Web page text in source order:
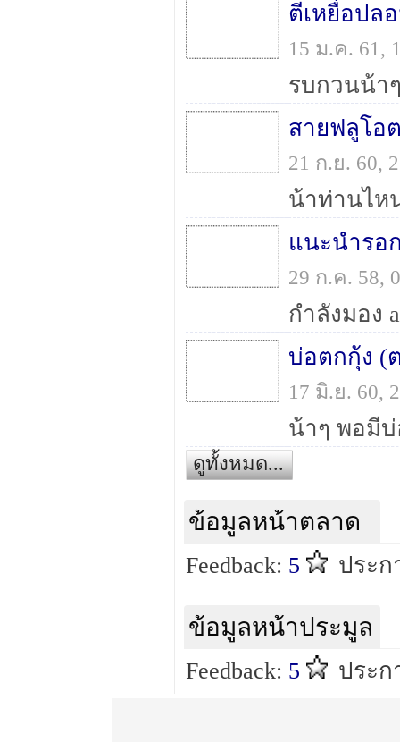
ตีเหยื่อปล
15 ม.ค. 61,
สายฟลูโอ
21 ก.ย. 60,
แนะนำรอ
29 ก.ค. 58,
บ่อตกกุ้ง (
17 มิ.ย. 60,
ดูทั้งหมด...
ข้อมูลหน้าตลาด
Feedback: 5 ประก
ข้อมูลหน้าประมูล
Feedback: 5 ประก